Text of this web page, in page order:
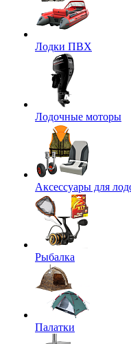
Лодки ПВХ
Лодочные моторы
Аксессуары для
Рыбалка
Палатки